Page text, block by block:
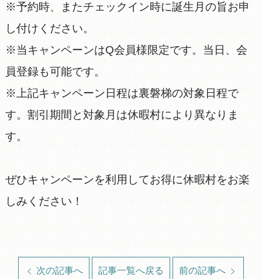
※予約時、またチェックイン時に誕生月の旨お申
し付けください。
※当キャンペーンはQ会員様限定です。当日、会
員登録も可能です。
※上記キャンペーン日程は裏磐梯の対象日程で
す。割引期間と対象月は休暇村により異なりま
す。
ぜひキャンペーンを利用してお得に休暇村をお楽
しみください！
次の記事へ 記事一覧へ戻る 前の記事へ